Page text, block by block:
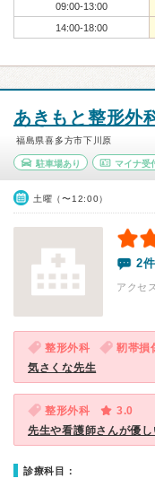
09:00-13:00
14:00-18:00
あきもと整形外
福島県喜多方市下川原
駐車場あり マイナ受
土曜（〜12:00）
2件
アクセ
整形外科 靭帯損
気さくな先生
整形外科
3.0
先生や看護師さんが優し
診療科目：